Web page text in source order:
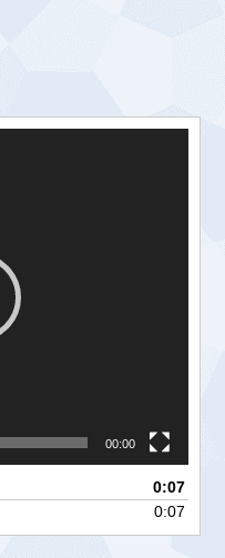
00:00
0:07
0:07